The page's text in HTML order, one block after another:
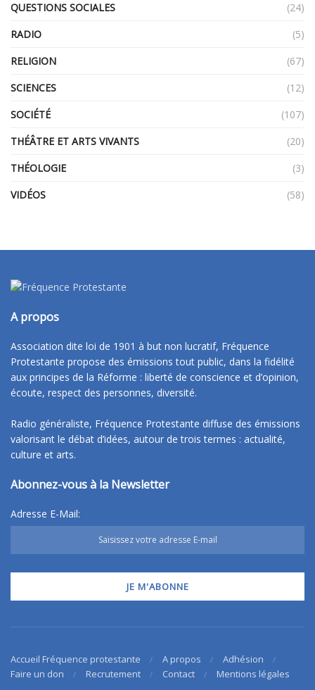
QUESTIONS SOCIALES
(24)
RADIO
(5)
RELIGION
(67)
SCIENCES
(12)
SOCIÉTÉ
(107)
THÉÂTRE ET ARTS VIVANTS
(20)
THÉOLOGIE
(3)
VIDÉOS
(58)
A propos
Association dite loi de 1901 à but non lucratif, Fréquence
Protestante propose des émissions tout public, dans la fidélité
aux principes de la Réforme : liberté de conscience et d’opinion,
écoute, respect des personnes, diversité.
Radio généraliste, Fréquence Protestante diffuse des émissions
valorisant le débat d’idées, autour de trois termes : actualité,
culture et arts.
Abonnez-vous à la Newsletter
Adresse E-Mail:
Accueil Fréquence protestante A propos
Adhésion
Faire un don
Recrutement Contact Mentions légales